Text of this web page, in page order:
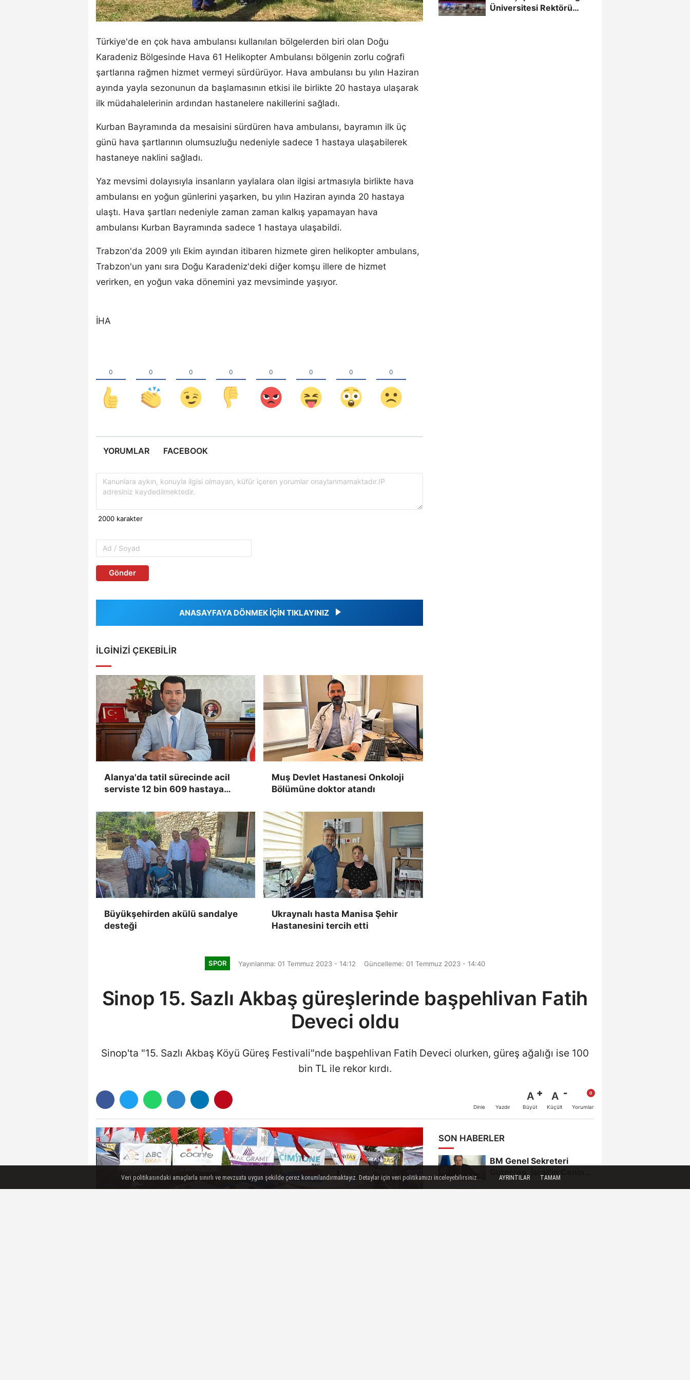
Türkiye'de en çok hava ambulansı kullanılan bölgelerden biri olan Doğu
Karadeniz Bölgesinde Hava 61 Helikopter Ambulansı bölgenin zorlu coğrafi
şartlarına rağmen hizmet vermeyi sürdürüyor. Hava ambulansı bu yılın Haziran
ayında yayla sezonunun da başlamasının etkisi ile birlikte 20 hastaya ulaşarak
ilk müdahalelerinin ardından hastanelere nakillerini sağladı.
Kurban Bayramında da mesaisini sürdüren hava ambulansı, bayramın ilk üç
günü hava şartlarının olumsuzluğu nedeniyle sadece 1 hastaya ulaşabilerek
hastaneye naklini sağladı.
Yaz mevsimi dolayısıyla insanların yaylalara olan ilgisi artmasıyla birlikte hava
ambulansı en yoğun günlerini yaşarken, bu yılın Haziran ayında 20 hastaya
ulaştı. Hava şartları nedeniyle zaman zaman kalkış yapamayan hava
ambulansı Kurban Bayramında sadece 1 hastaya ulaşabildi.
Trabzon'da 2009 yılı Ekim ayından itibaren hizmete giren helikopter ambulans,
Trabzon'un yanı sıra Doğu Karadeniz'deki diğer komşu illere de hizmet
verirken, en yoğun vaka dönemini yaz mevsiminde yaşıyor.
İHA
YORUMLAR FACEBOOK
Gönder
ANASAYFAYA DÖNMEK İÇİN TIKLAYINIZ
İLGINIZI ÇEKEBILIR
Alanya'da tatil sürecinde acil
serviste 12 bin 609 hastaya
Muş Devlet Hastanesi Onkoloji
Bölümüne doktor atandı
Büyükşehirden akülü sandalye
desteği
Ukraynalı hasta Manisa Şehir
Hastanesini tercih etti
Üniversitesi Rektörü
SPOR Yayınlanma: 01 Temmuz 2023 - 14:12 Güncelleme: 01 Temmuz 2023 - 14:40
Sinop 15. Sazlı Akbaş güreşlerinde başpehlivan Fatih
Deveci oldu
Sinop'ta "15. Sazlı Akbaş Köyü Güreş Festivali"nde başpehlivan Fatih Deveci olurken, güreş ağalığı ise 100
bin TL ile rekor kırdı.
Dinle Yazdır
A
Büyüt
A
Küçült Yorumlar
SON HABERLER
BM Genel Sekreteri
saldırısını kınamaktan...
Veri politikasındaki amaçlarla sınırlı ve mevzuata uygun şekilde çerez konumlandırmaktayız. Detaylar için veri politikamızı inceleyebilirsiniz... AYRINTILAR TAMAM